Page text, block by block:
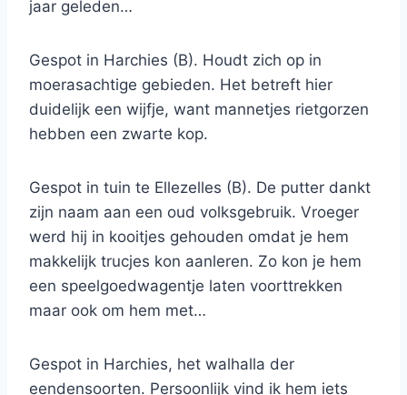
jaar geleden…
Gespot in Harchies (B). Houdt zich op in
moerasachtige gebieden. Het betreft hier
duidelijk een wijfje, want mannetjes rietgorzen
hebben een zwarte kop.
Gespot in tuin te Ellezelles (B). De putter dankt
zijn naam aan een oud volksgebruik. Vroeger
werd hij in kooitjes gehouden omdat je hem
makkelijk trucjes kon aanleren. Zo kon je hem
een speelgoedwagentje laten voorttrekken
maar ook om hem met…
Gespot in Harchies, het walhalla der
eendensoorten. Persoonlijk vind ik hem iets